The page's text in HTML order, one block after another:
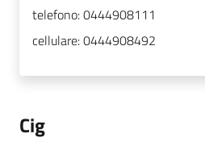
telefono:0444908111
cellulare:0444908492
Cig